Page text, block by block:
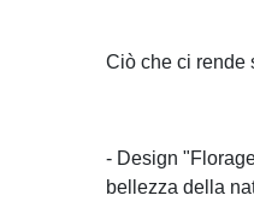
Ciò che ci rende
- Design
bellezza della